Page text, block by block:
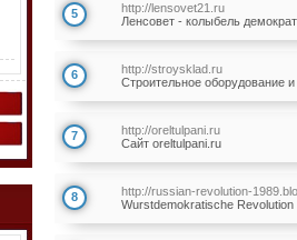
5
http://lensovet21.ru
Ленсовет - колыбель
6
http://stroysklad.ru
Строительное оборудование
7
http://oreltulpani.ru
Сайт oreltulpani.ru
8
http://russian-revolution-
Wurstdemokratische